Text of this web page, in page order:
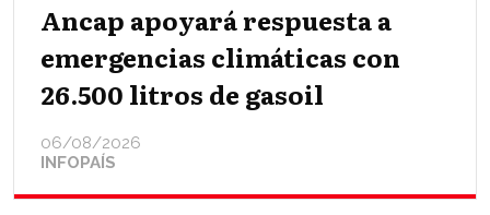
Ancap apoyará respuesta a
emergencias climáticas con
26.500 litros de gasoil
INFOPAÍS
06/08/2026